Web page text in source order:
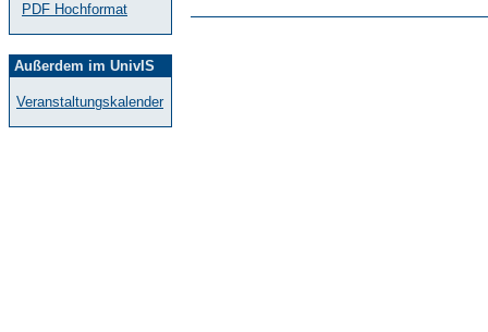
PDF Hochformat
Außerdem im UnivIS
Veranstaltungskalender